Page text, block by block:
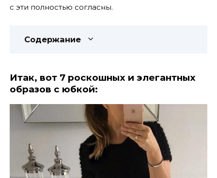
с эти полностью согласны.
Содержание
Итак, вот 7 роскошных и элегантных
образов с юбкой: